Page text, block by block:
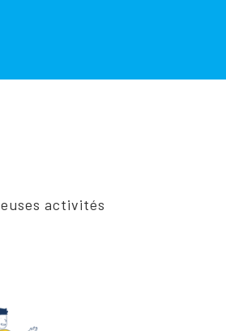
activités